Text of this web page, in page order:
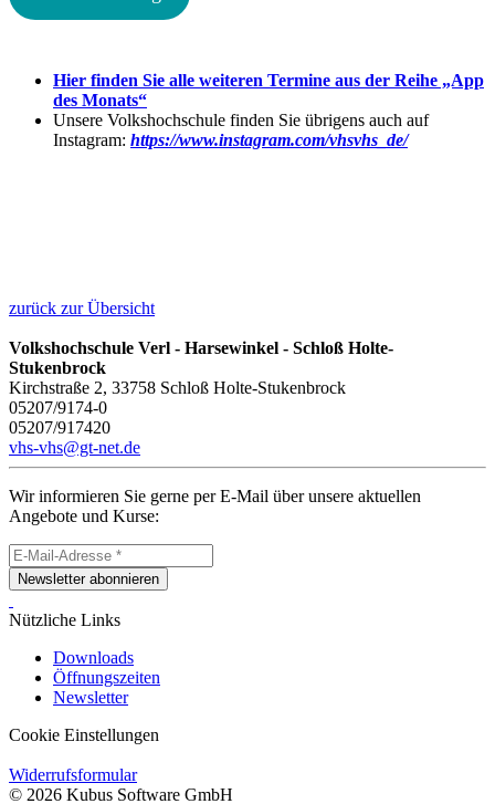
Hier finden Sie alle weiteren Termine aus der Reihe „App
des Monats“
Unsere Volkshochschule finden Sie übrigens auch auf
Instagram: https://www.instagram.com/vhsvhs_de/
zurück zur Übersicht
Volkshochschule Verl - Harsewinkel - Schloß Holte-
Stukenbrock
Kirchstraße 2, 33758 Schloß Holte-Stukenbrock
05207/9174-0
05207/917420
vhs-vhs@gt-net.de
Wir informieren Sie gerne per E-Mail über unsere aktuellen
Angebote und Kurse:
Newsletter abonnieren
Nützliche Links
Downloads
Öffnungszeiten
Newsletter
Cookie Einstellungen
Widerrufsformular
© 2026 Kubus Software GmbH